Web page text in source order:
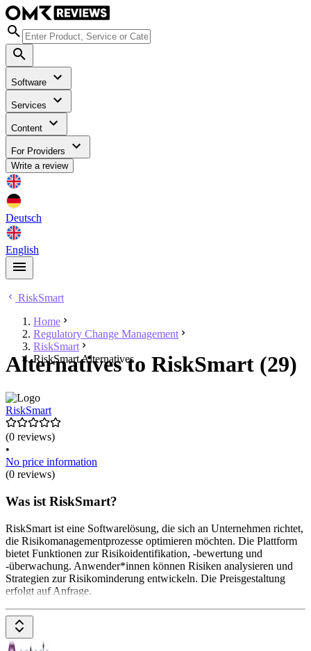
Software
Services
Content
For Providers
Write a review
Deutsch
English
RiskSmart
Home
Regulatory Change Management
RiskSmart
RiskSmart Alternatives
Alternatives to RiskSmart (29)
RiskSmart
(0 reviews)
•
No price information
(0 reviews)
Was ist RiskSmart?
RiskSmart ist eine Softwarelösung, die sich an Unternehmen richtet,
die Risikomanagementprozesse optimieren möchten. Die Plattform
bietet Funktionen zur Risikoidentifikation, -bewertung und
-überwachung. Anwender*innen können Risiken analysieren und
Strategien zur Risikominderung entwickeln. Die Preisgestaltung
erfolgt auf Anfrage.